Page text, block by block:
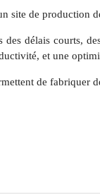
site de production
délais courts,
et une
de fabriquer